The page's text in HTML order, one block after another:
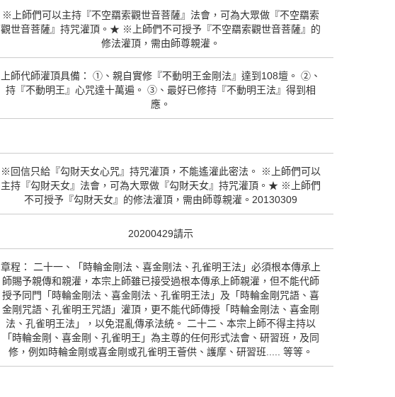
※上師們可以主持『不空羂索觀世音菩薩』法會，可為大眾做『不空羂索
觀世音菩薩』持咒灌頂。★ ※上師們不可授予『不空羂索觀世音菩薩』的
修法灌頂，需由師尊親灌。
上師代師灌頂具備： ①、親自實修『不動明王金剛法』達到108壇。 ②、
持『不動明王』心咒達十萬遍。 ③、最好已修持『不動明王法』得到相
應。
※回信只給『勾財天女心咒』持咒灌頂，不能遙灌此密法。 ※上師們可以
主持『勾財天女』法會，可為大眾做『勾財天女』持咒灌頂。★ ※上師們
不可授予『勾財天女』的修法灌頂，需由師尊親灌。20130309
20200429請示
章程： 二十一、「時輪金剛法、喜金剛法、孔雀明王法」必須根本傳承上
師賜予親傳和親灌，本宗上師雖已接受過根本傳承上師親灌，但不能代師
授予同門「時輪金剛法、喜金剛法、孔雀明王法」及「時輪金剛咒語、喜
金剛咒語、孔雀明王咒語」灌頂，更不能代師傳授「時輪金剛法、喜金剛
法、孔雀明王法」，以免混亂傳承法統。 二十二、本宗上師不得主持以
「時輪金剛、喜金剛、孔雀明王」為主尊的任何形式法會、研習班，及同
修，例如時輪金剛或喜金剛或孔雀明王薈供、護摩、研習班..... 等等。